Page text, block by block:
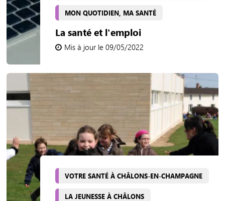
MON QUOTIDIEN, MA SANTÉ
La santé et l'emploi
Mis à jour le 09/05/2022
VOTRE SANTÉ À CHÂLONS-EN-CHAMPAGNE
LA JEUNESSE À CHÂLONS